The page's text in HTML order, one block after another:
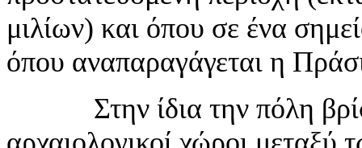
μιλίων) και όπου σε ένα
όπου αναπαραγάγεται η
Στην ίδια την πόλη